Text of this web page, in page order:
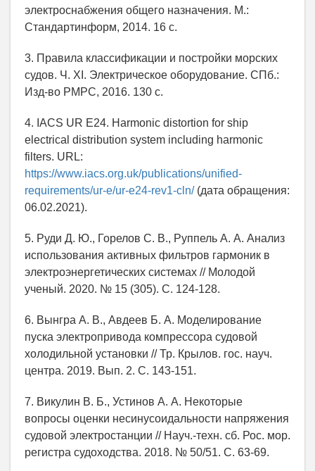
электроснабжения общего назначения. М.:
Стандартинформ, 2014. 16 с.
3. Правила классификации и постройки морских
судов. Ч. XI. Электрическое оборудование. СПб.:
Изд-во РМРС, 2016. 130 с.
4. IACS UR Е24. Harmonic distortion for ship
electrical distribution system including harmonic
filters. URL:
https://www.iacs.org.uk/publications/unified-
requirements/ur-e/ur-e24-rev1-cln/(дата обращения:
06.02.2021).
5. Руди Д. Ю., Горелов С. В., Руппель А. А. Анализ
использования активных фильтров гармоник в
электроэнергетических системах // Молодой
ученый. 2020. № 15 (305). С. 124-128.
6. Вынгра А. В., Авдеев Б. А. Моделирование
пуска электропривода компрессора судовой
холодильной установки // Тр. Крылов. гос. науч.
центра. 2019. Вып. 2. С. 143-151.
7. Викулин В. Б., Устинов А. А. Некоторые
вопросы оценки несинусоидальности напряжения
судовой электростанции // Науч.-техн. сб. Рос. мор.
регистра судоходства. 2018. № 50/51. С. 63-69.